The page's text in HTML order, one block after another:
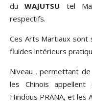
duWAJUTSU tel
respectifs.
Ces Arts Martiaux
fluides intérieurs
Niveau . permettant
les Chinois
Hindous PRANA, et les